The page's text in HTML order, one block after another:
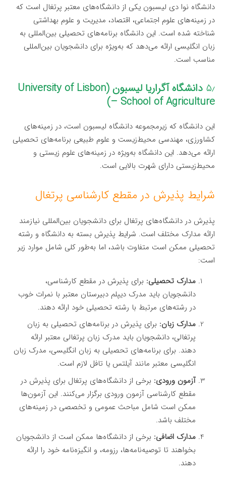
دانشگاه نوا دی لیسبون یکی از دانشگاه‌های معتبر پرتغال است که
در زمینه‌های علوم اجتماعی، اقتصاد، مدیریت و علوم بهداشتی
شناخته شده است. این دانشگاه برنامه‌های تحصیلی بین‌المللی به
زبان انگلیسی ارائه می‌دهد که به‌ویژه برای دانشجویان بین‌المللی
مناسب است.
۵٫
دانشگاه آگراریا لیسبون (University of Lisbon
– School of Agriculture)
این دانشگاه که زیرمجموعه دانشگاه لیسبون است، در زمینه‌های
کشاورزی، مهندسی محیط‌زیست و علوم طبیعی برنامه‌های تحصیلی
ارائه می‌دهد. این دانشگاه به‌ویژه در زمینه‌های علوم زیستی و
محیط‌زیستی دارای شهرت بالایی است.
شرایط پذیرش در مقطع کارشناسی پرتغال
پذیرش در دانشگاه‌های پرتغال برای دانشجویان بین‌المللی نیازمند
ارائه مدارک مختلف است. شرایط پذیرش بسته به دانشگاه و رشته
تحصیلی ممکن است متفاوت باشد، اما به‌طور کلی شامل موارد زیر
است:
مدارک تحصیلی: برای پذیرش در مقطع کارشناسی،
دانشجویان باید مدرک دیپلم دبیرستان معتبر با نمرات خوب
در رشته‌های مرتبط با رشته تحصیلی خود ارائه دهند.
مدارک زبان: برای پذیرش در برنامه‌های تحصیلی به زبان
پرتغالی، دانشجویان باید مدرک زبان پرتغالی معتبر ارائه
دهند. برای برنامه‌های تحصیلی به زبان انگلیسی، مدرک زبان
انگلیسی معتبر مانند آیلتس یا تافل لازم است.
آزمون ورودی: برخی از دانشگاه‌های پرتغال برای پذیرش در
مقطع کارشناسی آزمون ورودی برگزار می‌کنند. این آزمون‌ها
ممکن است شامل مباحث عمومی و تخصصی در زمینه‌های
مختلف باشد.
مدارک اضافی: برخی از دانشگاه‌ها ممکن است از دانشجویان
بخواهند تا توصیه‌نامه‌ها، رزومه، و انگیزه‌نامه خود را ارائه
دهند.